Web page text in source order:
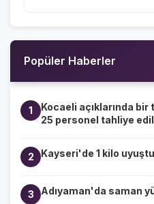
Popüler Haberler
1
Kocaeli açıklarında
25 personel tahliye
2 Kayseri'de 1 kilo
3 Adıyaman'da saman